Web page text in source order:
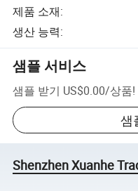
제품 소재:
생산 능력:
샘플 서비스
샘플 받기 US$0.00/상품!
샘
Shenzhen Xuanhe